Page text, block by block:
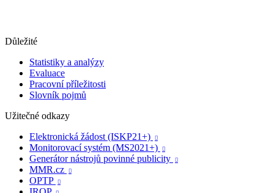
Důležité
Statistiky a analýzy
Evaluace
Pracovní příležitosti
Slovník pojmů
Užitečné odkazy
Elektronická žádost (ISKP21+)

Monitorovací systém (MS2021+) 
Generátor nástrojů povinné publicity 
MMR.cz 
OPTP 